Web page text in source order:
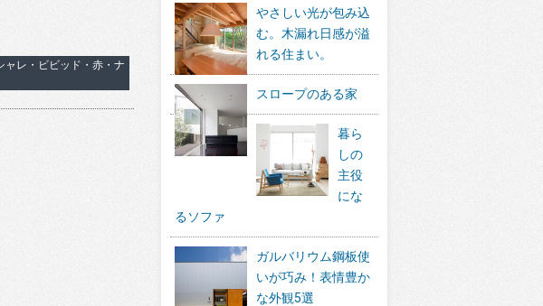
ャレ・ビビッド・赤・ナ
やさしい光が包み込
む。木漏れ日感が溢
れる住まい。
スロープのある家
暮ら
しの
主役
にな
るソファ
ガルバリウム鋼板使
いが巧み！表情豊か
な外観5選